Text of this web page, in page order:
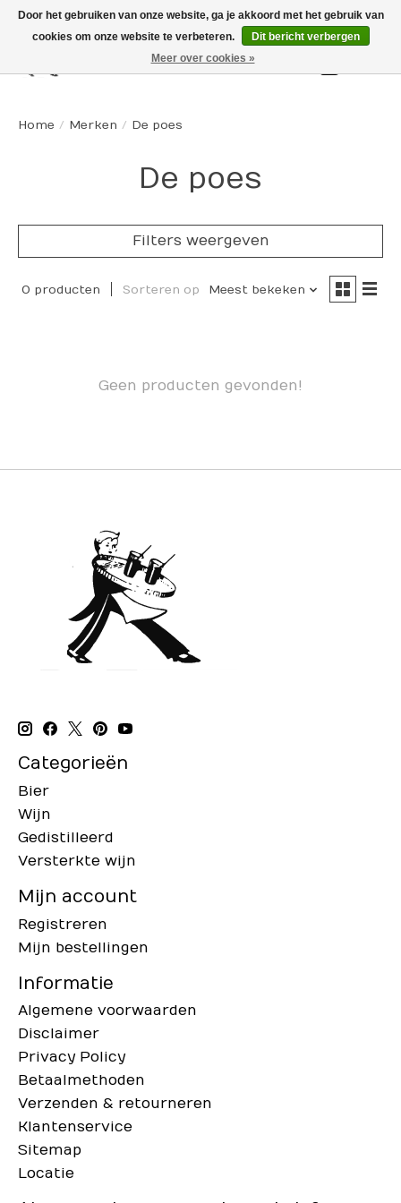
Home / Merken / De poes
De poes
Filters weergeven
0 producten Sorteren op Meest bekeken
Geen producten gevonden!
Categorieën
Bier
Wijn
Gedistilleerd
Versterkte wijn
Mijn account
Registreren
Mijn bestellingen
Informatie
Algemene voorwaarden
Disclaimer
Privacy Policy
Betaalmethoden
Verzenden & retourneren
Klantenservice
Sitemap
Locatie
Door het gebruiken van onze website, ga je akkoord met het gebruik van
cookies om onze website te verbeteren.
Dit bericht verbergen
Meer over cookies »